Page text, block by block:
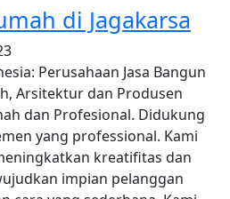
di Jagakarsa
Perusahaan Jasa Bangun
Arsitektur dan Produsen
dan Profesional. Didukung
yang professional. Kami
kreatifitas dan
impian pelanggan